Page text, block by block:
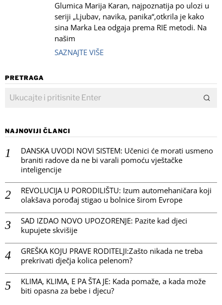
Glumica Marija Karan, najpoznatija po ulozi u
seriji „Ljubav, navika, panika“,otkrila je kako
sina Marka Lea odgaja prema RIE metodi. Na
našim
SAZNAJTE VIŠE
PRETRAGA
NAJNOVIJI ČLANCI
DANSKA UVODI NOVI SISTEM: Učenici će morati usmeno
braniti radove da ne bi varali pomoću vještačke
inteligencije
REVOLUCIJA U PORODILIŠTU: Izum automehaničara koji
olakšava porođaj stigao u bolnice širom Evrope
SAD IZDAO NOVO UPOZORENJE: Pazite kad djeci
kupujete skvišije
GREŠKA KOJU PRAVE RODITELJI:Zašto nikada ne treba
prekrivati dječja kolica pelenom?
KLIMA, KLIMA, E PA ŠTA JE: Kada pomaže, a kada može
biti opasna za bebe i djecu?